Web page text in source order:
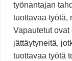
työnantajan
tuottavaa työtä,
Vapautetut
jättäytyneitä,
tuottavaa työtä